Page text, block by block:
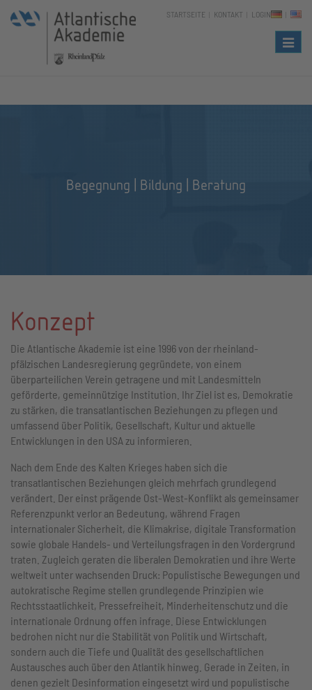
STARTSEITE KONTAKT LOGIN
Begegnung | Bildung | Beratung
Konzept
Die Atlantische Akademie ist eine 1996 von der rheinland-
pfälzischen Landesregierung gegründete, von einem
überparteilichen Verein getragene und mit Landesmitteln
geförderte, gemeinnützige Institution. Ihr Ziel ist es, Demokratie
zu stärken, die transatlantischen Beziehungen zu pflegen und
umfassend über Politik, Gesellschaft, Kultur und aktuelle
Entwicklungen in den USA zu informieren.
Nach dem Ende des Kalten Krieges haben sich die
transatlantischen Beziehungen gleich mehrfach grundlegend
verändert. Der einst prägende Ost-West-Konflikt als gemeinsamer
Referenzpunkt verlor an Bedeutung, während Fragen
internationaler Sicherheit, die Klimakrise, digitale Transformation
sowie globale Handels- und Verteilungsfragen in den Vordergrund
traten. Zugleich geraten die liberalen Demokratien und ihre Werte
weltweit unter wachsenden Druck: Populistische Bewegungen und
autokratische Regime stellen grundlegende Prinzipien wie
Rechtsstaatlichkeit, Pressefreiheit, Minderheitenschutz und die
internationale Ordnung offen infrage. Diese Entwicklungen
bedrohen nicht nur die Stabilität von Politik und Wirtschaft,
sondern auch die Tiefe und Qualität des gesellschaftlichen
Austausches auch über den Atlantik hinweg. Gerade in Zeiten, in
denen gezielt Desinformation eingesetzt wird und populistische